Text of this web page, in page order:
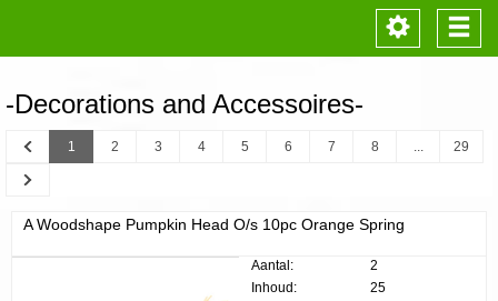
Toggle
navigation
-Decorations and Accessoires-
Previous
1 2 3 4 5 6 7 8 ... 29
Next
A Woodshape Pumpkin Head O/s 10pc Orange Spring
Aantal:
2
Inhoud:
25